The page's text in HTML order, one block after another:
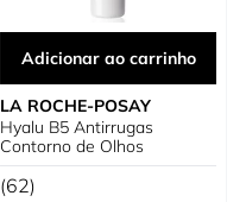
Adicionar ao carrinho
LA ROCHE-POSAY
Hyalu B5 Antirrugas
Contorno de Olhos
(62)